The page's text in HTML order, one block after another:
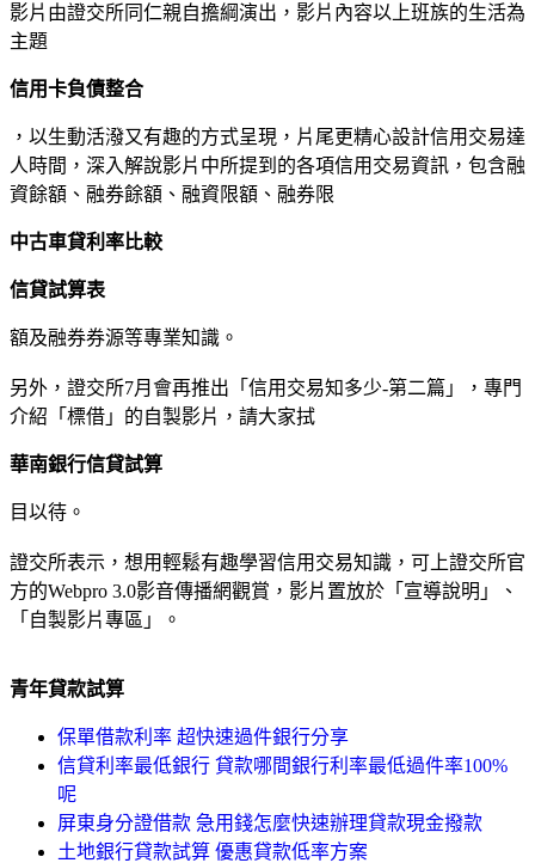
影片由證交所同仁親自擔綱演出，影片內容以上班族的生活為
主題
信用卡負債整合
，以生動活潑又有趣的方式呈現，片尾更精心設計信用交易達
人時間，深入解說影片中所提到的各項信用交易資訊，包含融
資餘額、融券餘額、融資限額、融券限
中古車貸利率比較
信貸試算表
額及融券券源等專業知識。
另外，證交所7月會再推出「信用交易知多少-第二篇」，專門
介紹「標借」的自製影片，請大家拭
華南銀行信貸試算
目以待。
證交所表示，想用輕鬆有趣學習信用交易知識，可上證交所官
方的Webpro 3.0影音傳播網觀賞，影片置放於「宣導說明」、
「自製影片專區」。
青年貸款試算
保單借款利率 超快速過件銀行分享
信貸利率最低銀行 貸款哪間銀行利率最低過件率100%
呢
屏東身分證借款 急用錢怎麼快速辦理貸款現金撥款
土地銀行貸款試算 優惠貸款低率方案